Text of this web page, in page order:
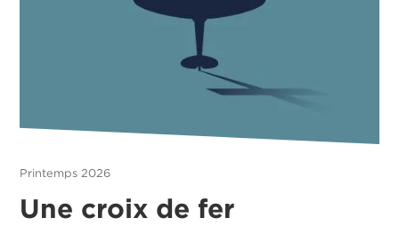
Printemps 2026
Une croix de fer